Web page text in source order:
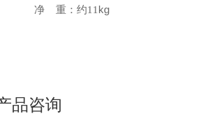
净
重：约11 kg
品咨询